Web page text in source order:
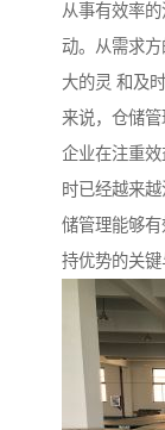
从事有效率
动。从需求
大的灵 和及
来说，仓储管
企业在注重
时已经越来
储管理能够
持优势的关键